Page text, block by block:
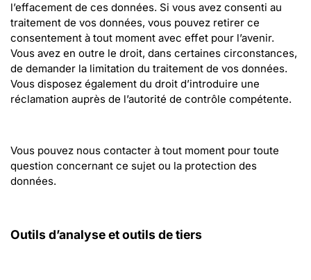
l’effacement de ces données. Si vous avez consenti au
traitement de vos données, vous pouvez retirer ce
consentement à tout moment avec effet pour l’avenir.
Vous avez en outre le droit, dans certaines circonstances,
de demander la limitation du traitement de vos données.
Vous disposez également du droit d’introduire une
réclamation auprès de l’autorité de contrôle compétente.
Vous pouvez nous contacter à tout moment pour toute
question concernant ce sujet ou la protection des
données.
Outils d’analyse et outils de tiers